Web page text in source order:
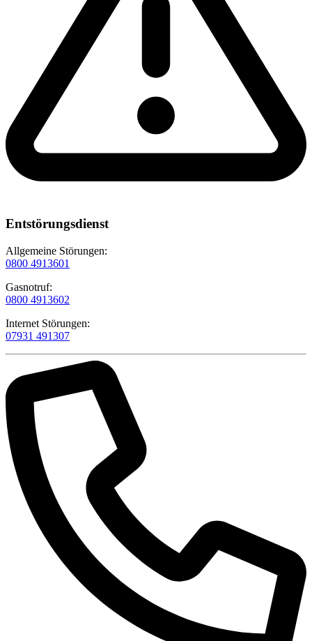
Entstörungsdienst
Allgemeine Störungen:
0800 4913601
Gasnotruf:
0800 4913602
Internet Störungen:
07931 491307